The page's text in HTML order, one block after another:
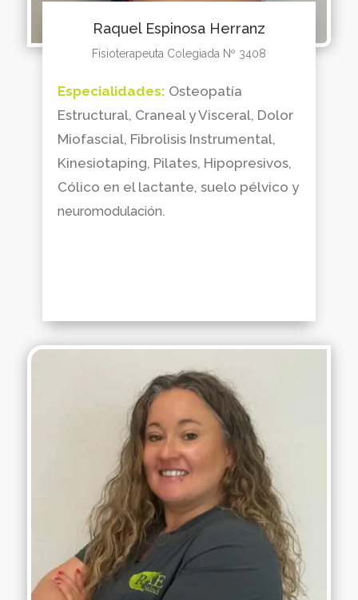
Raquel Espinosa Herranz
Fisioterapeuta Colegiada Nº 3408
Especialidades: Osteopatía
Estructural, Craneal y Visceral, Dolor
Miofascial, Fibrolisis Instrumental,
Kinesiotaping, Pilates, Hipopresivos,
Cólico en el lactante, suelo pélvico y
neuromodulación.